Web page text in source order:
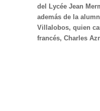
del Lycée Jean
además de la
Villalobos, quien
francés, Charles